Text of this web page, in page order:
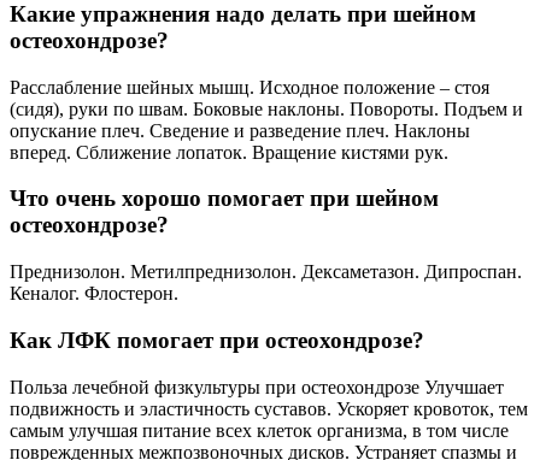
Какие упражнения надо делать при шейном
остеохондрозе?
Расслабление шейных мышц. Исходное положение – стоя
(сидя), руки по швам. Боковые наклоны. Повороты. Подъем и
опускание плеч. Сведение и разведение плеч. Наклоны
вперед. Сближение лопаток. Вращение кистями рук.
Что очень хорошо помогает при шейном
остеохондрозе?
Преднизолон. Метилпреднизолон. Дексаметазон. Дипроспан.
Кеналог. Флостерон.
Как ЛФК помогает при остеохондрозе?
Польза лечебной физкультуры при остеохондрозе Улучшает
подвижность и эластичность суставов. Ускоряет кровоток, тем
самым улучшая питание всех клеток организма, в том числе
поврежденных межпозвоночных дисков. Устраняет спазмы и